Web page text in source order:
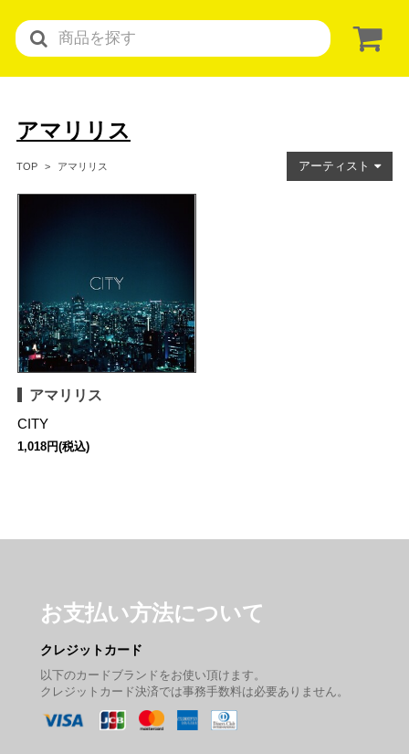
アマリリス
TOP アマリリス アーティスト
アマリリス
CITY
1,018円(税込)
お支払い方法について
クレジットカード
以下のカードブランドをお使い頂けます。
クレジットカード決済では事務手数料は必要ありません。